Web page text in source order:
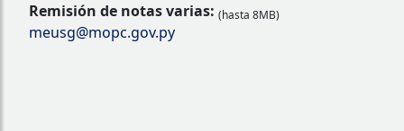
Remisión de notas varias: (hasta 8MB)
meusg@mopc.gov.py